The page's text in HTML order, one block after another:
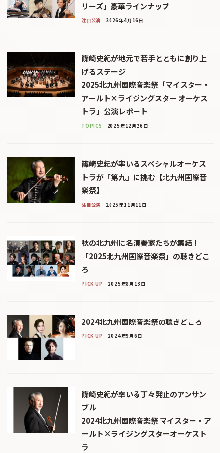
リーズ」豪華ラインナップ
注目公演 2026年4月16日
篠崎史紀が地元で若手とともに創り上
げるステージ
2025北九州国際音楽祭「マイスター・
アールト×ライジングスター オーケス
トラ」公演レポート
TOPICS 2025年12月26日
篠崎史紀が率いるスペシャルオーケス
トラが「第九」に挑む【北九州国際音
楽祭】
注目公演 2025年11月11日
秋の北九州に名演奏家たちが集結！
「2025北九州国際音楽祭」の聴きどこ
ろ
PICK UP 2025年8月13日
2024北九州国際音楽祭の聴きどころ
PICK UP 2024年9月6日
篠崎史紀が率いる丁々発止のアンサン
ブル
2024北九州国際音楽祭 マイスター・ア
ールト×ライジングスターオーケスト
ラ